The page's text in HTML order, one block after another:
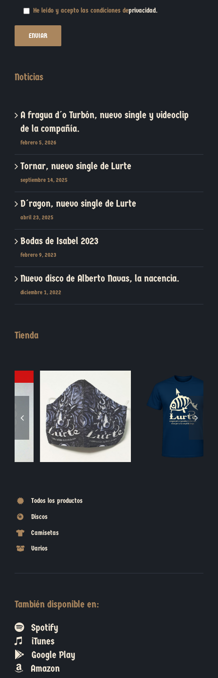
He leído y acepto las condiciones deprivacidad.
Noticias
A fragua d´o Turbón, nuevo single y videoclip
de la compañía.
febrero 5, 2026
Tornar, nuevo single de Lurte
septiembre 14, 2025
D´ragon, nuevo single de Lurte
abril 23, 2025
Bodas de Isabel 2023
febrero 9, 2023
Nuevo disco de Alberto Navas, la nacencia.
diciembre 1, 2022
Tienda
Blasón Piedra Moneda Jabalí
Todos los productos
Discos
Camisetas
Varios
También disponible en:
Spotify
iTunes
Google Play
Amazon